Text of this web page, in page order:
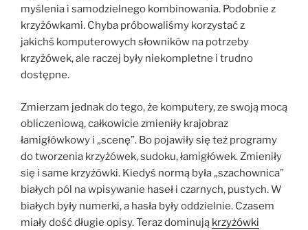
myślenia i samodzielnego kombinowania. Podobnie z
krzyżówkami. Chyba próbowaliśmy korzystać z
jakichś komputerowych słowników na potrzeby
krzyżówek, ale raczej były niekompletne i trudno
dostępne.
Zmierzam jednak do tego, że komputery, ze swoją mocą
obliczeniową, całkowicie zmieniły krajobraz
łamigłówkowy i „scenę”. Bo pojawiły się też programy
do tworzenia krzyżówek, sudoku, łamigłówek. Zmieniły
się i same krzyżówki. Kiedyś normą była „szachownica”
białych pól na wpisywanie haseł i czarnych, pustych. W
białych były numerki, a hasła były oddzielnie. Czasem
miały dość długie opisy. Teraz dominują krzyżówki